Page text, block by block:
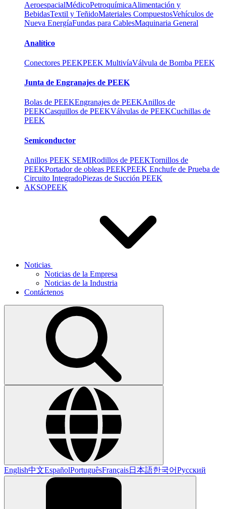
AeroespacialMédicoPetroquímicaAlimentación y
BebidasTextil y TeñidoMateriales CompuestosVehículos de
Nueva EnergíaFundas para CablesMaquinaria General
Analítico
Conectores PEEKPEEK MultivíaVálvula de Bomba PEEK
Junta de Engranajes de PEEK
Bolas de PEEKEngranajes de PEEKAnillos de
PEEKCasquillos de PEEKVálvulas de PEEKCuchillas de
PEEK
Semiconductor
Anillos PEEK SEMIRodillos de PEEKTornillos de
PEEKPortador de obleas PEEKPEEK Enchufe de Prueba de
Circuito IntegradoPiezas de Succión PEEK
AKSOPEEK
Noticias
Noticias de la Empresa
Noticias de la Industria
Contáctenos
English中文EspañolPortuguêsFrançais日本語한국어Русский